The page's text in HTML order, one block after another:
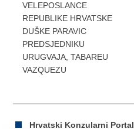
VELEPOSLANCE
REPUBLIKE HRVATSKE
DUŠKE PARAVIC
PREDSJEDNIKU
URUGVAJA, TABAREU
VAZQUEZU
Hrvatski Konzularni Portal